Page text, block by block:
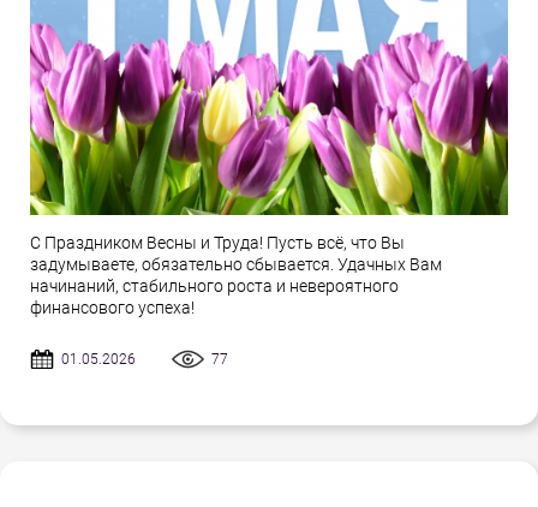
С Праздником Весны и Труда! Пусть всё, что Вы
задумываете, обязательно сбывается. Удачных Вам
начинаний, стабильного роста и невероятного
финансового успеха!
01.05.2026 77